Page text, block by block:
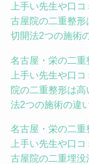
上手い先生や口
古屋院の二重整形
切開法2つの施術
名古屋・栄の二
上手い先生や口
院の二重整形は
法2つの施術の違
名古屋・栄の二
上手い先生や口
古屋院の二重埋没